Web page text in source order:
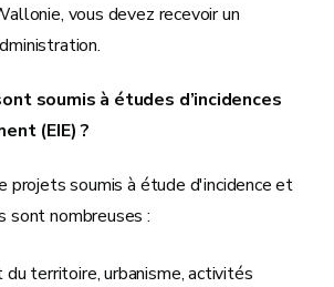
vous devez recevoir un
soumis à études d’incidences
(EIE) ?
projets soumis à étude d'incidence et
sont nombreuses :
du territoire, urbanisme, activités